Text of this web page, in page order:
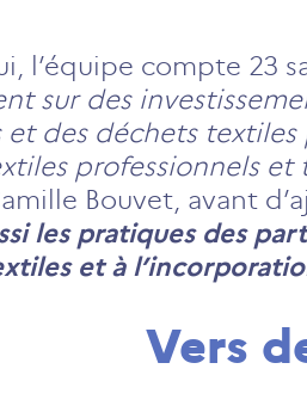
l’équipe compte 23
sur des
et des déchets
professionnels
Bouvet, avant
les pratiques des
et à
Vers